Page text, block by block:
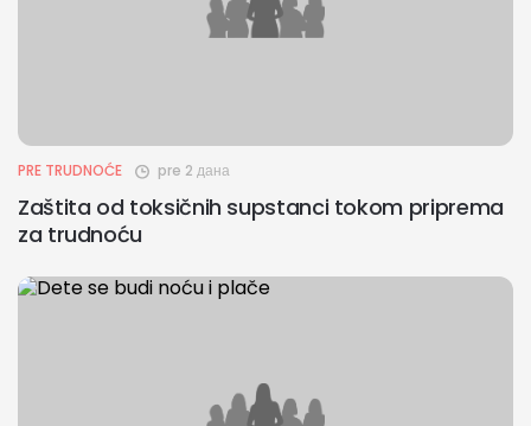
PRE TRUDNOĆE pre 2 дана
Zaštita od toksičnih supstanci tokom priprema
za trudnoću